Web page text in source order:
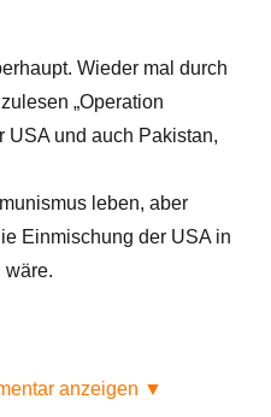
Wieder mal durch
„Operation
USA und auch Pakistan,
leben, aber
Einmischung der USA in
wäre.
anzeigen ▼